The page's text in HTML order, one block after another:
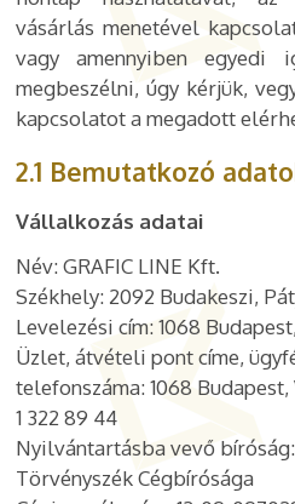
vásárlás menetével
vagy amennyiben egyedi
megbeszélni, úgy kérjük,
kapcsolatot a megadott
2.1 Bemutatkozó
Vállalkozás adatai
Név: GRAFIC LINE Kft.
Székhely: 2092 Budakeszi,
Levelezési cím: 1068
Üzlet, átvételi pont címe,
telefonszáma: 1068
1 322 89 44
Nyilvántartásba vevő
Törvényszék Cégbírósága